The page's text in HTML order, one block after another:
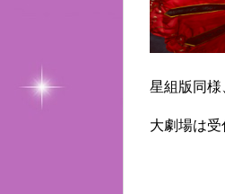
星組版同様
大劇場は受